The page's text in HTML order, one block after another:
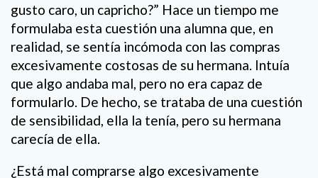
gusto caro, un capricho?” Hace un tiempo me
formulaba esta cuestión una alumna que, en
realidad, se sentía incómoda con las compras
excesivamente costosas de su hermana. Intuía
que algo andaba mal, pero no era capaz de
formularlo. De hecho, se trataba de una cuestión
de sensibilidad, ella la tenía, pero su hermana
carecía de ella.
¿Está mal comprarse algo excesivamente